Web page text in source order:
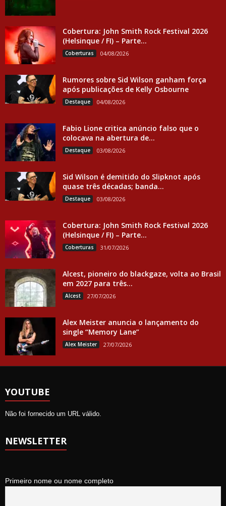
Cobertura: John Smith Rock Festival 2026
(Helsinque / FI) – Parte...
Coberturas 04/08/2026
Rumores sobre Sid Wilson ganham força
após publicações de Kelly Osbourne
Destaque 04/08/2026
Fabio Lione critica anúncio falso que o
colocava na abertura de...
Destaque 03/08/2026
Sid Wilson é demitido do Slipknot após
quase três décadas; banda...
Destaque 03/08/2026
Cobertura: John Smith Rock Festival 2026
(Helsinque / FI) – Parte...
Coberturas 31/07/2026
Alcest, pioneiro do blackgaze, volta ao Brasil
em 2027 para três...
Alcest 27/07/2026
Alex Meister anuncia o lançamento do
single “Memory Lane”
Alex Meister 27/07/2026
YOUTUBE
Não foi fornecido um URL válido.
NEWSLETTER
Primeiro nome ou nome completo